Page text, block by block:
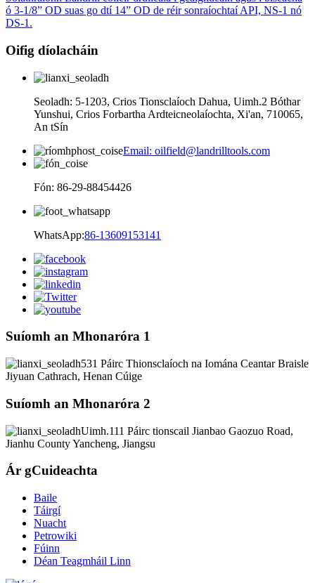
ó 3-1/8” OD suas go dtí 14” OD de réir sonraíochtaí API, NS-1 nó
DS-1.
Oifig díolacháin
Seoladh: 5-1203, Crios Tionsclaíoch Dahua, Uimh.2 Bóthar
Yunshui, Crios Forbartha Ardteicneolaíochta, Xi'an, 710065,
An tSín
Email: oilfield@landrilltools.com
Fón: 86-29-88454426
WhatsApp:86-13609153141
Suíomh an Mhonaróra 1
531 Páirc Thionsclaíoch na Iomána Ceantar Braisle
Jiyuan Cathrach, Henan Cúige
Suíomh an Mhonaróra 2
Uimh.111 Páirc tionscail Jianbao Gaozuo Road,
Jianhu County Yancheng, Jiangsu
Ár gCuideachta
Baile
Táirgí
Nuacht
Petrowiki
Fúinn
Déan Teagmháil Linn